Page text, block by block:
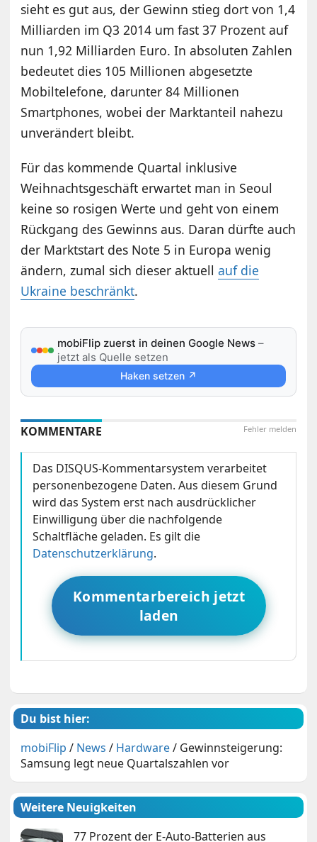
sieht es gut aus, der Gewinn stieg dort von 1,4
Milliarden im Q3 2014 um fast 37 Prozent auf
nun 1,92 Milliarden Euro. In absoluten Zahlen
bedeutet dies 105 Millionen abgesetzte
Mobiltelefone, darunter 84 Millionen
Smartphones, wobei der Marktanteil nahezu
unverändert bleibt.
Für das kommende Quartal inklusive
Weihnachtsgeschäft erwartet man in Seoul
keine so rosigen Werte und geht von einem
Rückgang des Gewinns aus. Daran dürfte auch
der Marktstart des Note 5 in Europa wenig
ändern, zumal sich dieser aktuellauf die
Ukraine beschränkt.
mobiFlip zuerst in deinen Google News –
jetzt als Quelle setzen
Haken setzen ↗
Fehler melden
KOMMENTARE
Das DISQUS-Kommentarsystem verarbeitet
personenbezogene Daten. Aus diesem Grund
wird das System erst nach ausdrücklicher
Einwilligung über die nachfolgende
Schaltfläche geladen. Es gilt die
Datenschutzerklärung.
Kommentarbereich jetzt
laden
Du bist hier:
mobiFlip / News / Hardware/ Gewinnsteigerung:
Samsung legt neue Quartalszahlen vor
Weitere Neuigkeiten
77 Prozent der E-Auto-Batterien aus